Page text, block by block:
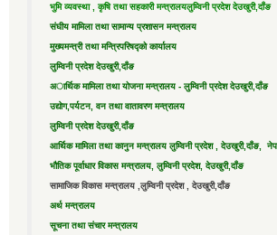
भुमि व्यवस्था , कृषि तथा सहकारी मन्त्रालयलुम्विनी प्रदेश देउखुरी,दाँङ
संघीय मामिला तथा सामान्य प्रशासन मन्त्रालय
मुख्यमन्त्री तथा मन्त्रिपरिषद्को कार्यालय
लुम्विनी प्रदेश देउखुरी,दाँङ
अार्थिक मामिला तथा योजना मन्त्रालय - लुम्विनी प्रदेश देउखुरी,दाँङ
उद्याेग,पर्यटन, वन तथा वातावरण मन्त्रालय
लुम्विनी प्रदेश देउखुरी,दाँङ
आर्थिक मामिला तथा कानुन मन्त्रालय लुम्विनी प्रदेश , देउखुरी,दाँङ,
भौतिक पूर्वाधार विकास मन्त्रालय, लुम्विनी प्रदेश, देउखुरी,दाँङ
सामाजिक विकास मन्त्रालय ,लुम्विनी प्रदेश , देउखुरी,दाँङ
अर्थ मन्त्रालय
सूचना तथा संचार मन्त्रालय